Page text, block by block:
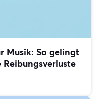
Musik: So gelingt